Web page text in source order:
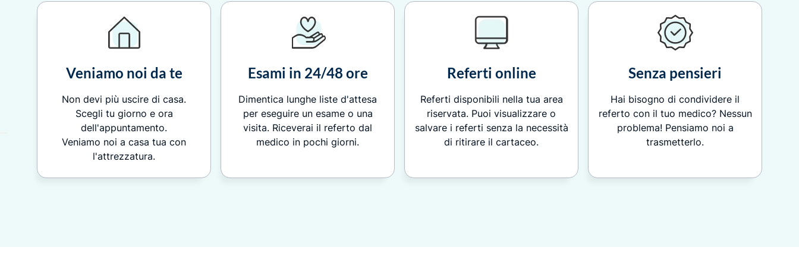
Veniamo noi da te
Non devi più uscire di casa.
Scegli tu giorno e ora
dell'appuntamento.
Veniamo noi a casa tua con
l'attrezzatura.
Esami in 24/48 ore
Dimentica lunghe liste d'attesa
per eseguire un esame o una
visita. Riceverai il referto dal
medico in pochi giorni.
Referti online
Referti disponibili nella tua area
riservata. Puoi visualizzare o
salvare i referti senza la necessità
di ritirare il cartaceo.
Senza pensieri
Hai bisogno di condividere il
referto con il tuo medico? Nessun
problema! Pensiamo noi a
trasmetterlo.